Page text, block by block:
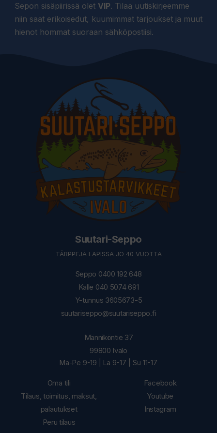
Sepon sisäpiirissä olet VIP. Tilaa uutiskirjeemme
niin saat erikoisedut, kuumimmat tarjoukset ja muut
hienot hommat suoraan sähköpostiisi.
Suutari-Seppo
TÄRPPEJÄ LAPISSA JO 40 VUOTTA
Seppo 0400 192 648
Kalle 040 5074 691
Y-tunnus 3605673-5
suutariseppo@suutariseppo.fi
Oma tili
Tilaus, toimitus, maksut,
palautukset
Peru tilaus
Männiköntie 37
99800 Ivalo
Ma-Pe 9-19 | La 9-17 | Su 11-17
Facebook
Youtube
Instagram